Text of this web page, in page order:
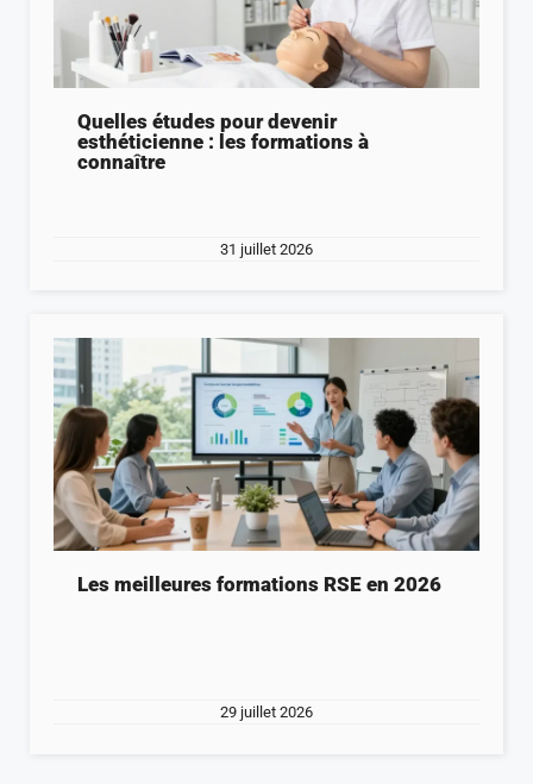
Quelles études pour devenir
esthéticienne : les formations à
connaître
31 juillet 2026
Les meilleures formations RSE en 2026
29 juillet 2026